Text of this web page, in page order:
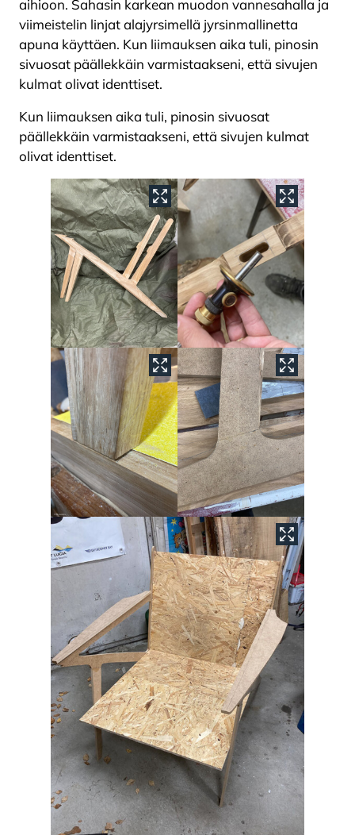
aihioon. Sahasin karkean muodon vannesahalla ja
viimeistelin linjat alajyrsimellä jyrsinmallinetta
apuna käyttäen. Kun liimauksen aika tuli, pinosin
sivuosat päällekkäin varmistaakseni, että sivujen
kulmat olivat identtiset.
Kun liimauksen aika tuli, pinosin sivuosat
päällekkäin varmistaakseni, että sivujen kulmat
olivat identtiset.